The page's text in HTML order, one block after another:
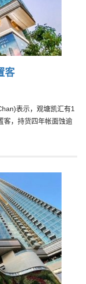
客
表示，观塘凯汇有1
客，持货四年帐面蚀逾